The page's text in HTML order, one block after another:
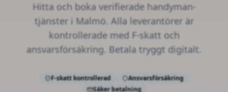
Hitta och boka verifierade handyman-
tjänsteri Malmö. Alla leverantörer är
kontrollerade med F-skatt och
ansvarsförsäkring. Betala tryggt digitalt.
F-skatt kontrollerad
Ansvarsförsäkring
Säker betalning